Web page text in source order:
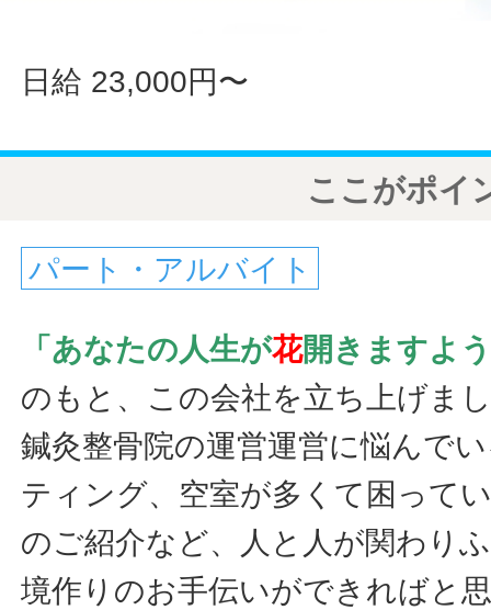
日給 23,000円〜
ここがポイ
パート・アルバイト
「あなたの人生が花開きますよ
のもと、この会社を立ち上げま
鍼灸整骨院の運営運営に悩んで
ティング、空室が多くて困って
のご紹介など、人と人が関わり
境作りのお手伝いができればと